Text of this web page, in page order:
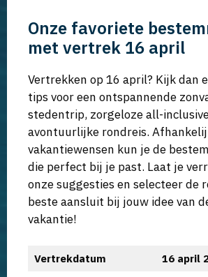
Onze favoriete
met vertrek 16 april
Vertrekken op 16 april? Kijk dan
tips voor een ontspannende
stedentrip, zorgeloze all-
avontuurlijke rondreis.
vakantiewensen kun je de
die perfect bij je past. Laat je
onze suggesties en selecteer de
beste aansluit bij jouw idee van
vakantie!
Vertrekdatum
16 april